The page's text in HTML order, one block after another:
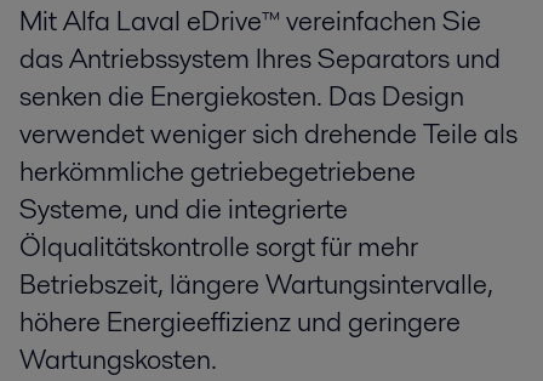
Mit Alfa Laval eDrive™ vereinfachen Sie
das Antriebssystem Ihres Separators und
senken die Energiekosten. Das Design
verwendet weniger sich drehende Teile als
herkömmliche getriebegetriebene
Systeme, und die integrierte
Ölqualitätskontrolle sorgt für mehr
Betriebszeit, längere Wartungsintervalle,
höhere Energieeffizienz und geringere
Wartungskosten.